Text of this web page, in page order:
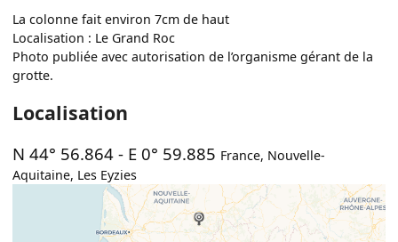
La colonne fait environ 7cm de haut
Localisation : Le Grand Roc
Photo publiée avec autorisation de l’organisme gérant de la
grotte.
Localisation
N 44° 56.864 - E 0° 59.885 France, Nouvelle-
Aquitaine, Les Eyzies